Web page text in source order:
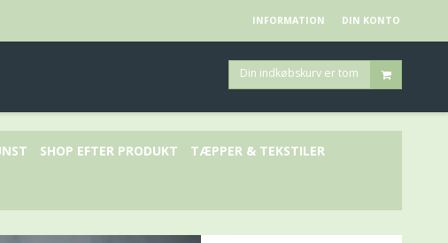
INFORMATION DIN KONTO
Din indkøbskurv er tom
SHOP EFTER PRODUKT TÆPPER & TEKSTILER